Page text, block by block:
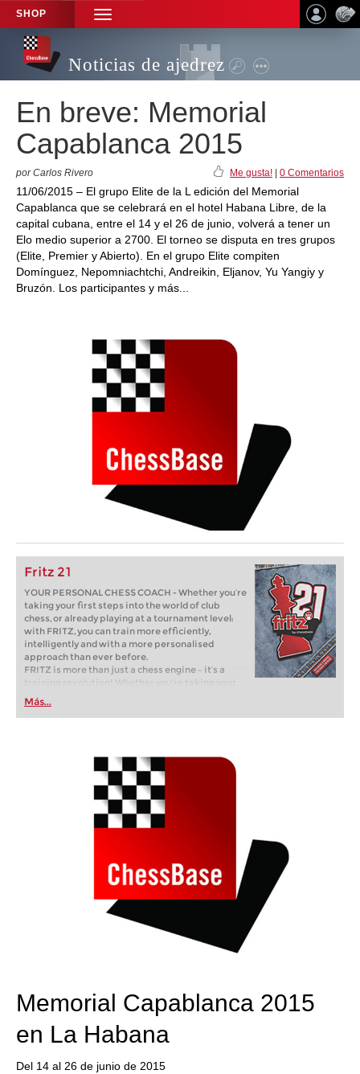
SHOP
TOGGLE
NAVIGATION
Noticias de ajedrez
En breve: Memorial
Capablanca 2015
por Carlos Rivero Me gusta! 0 Comentarios
11/06/2015 – El grupo Elite de la L edición del Memorial
Capablanca que se celebrará en el hotel Habana Libre, de la
capital cubana, entre el 14 y el 26 de junio, volverá a tener un
Elo medio superior a 2700. El torneo se disputa en tres grupos
(Elite, Premier y Abierto). En el grupo Elite compiten
Domínguez, Nepomniachtchi, Andreikin, Eljanov, Yu Yangiy y
Bruzón. Los participantes y más...
Fritz 21
YOUR PERSONAL CHESS COACH - Whether you’re
taking your first steps into the world of club
chess, or already playing at a tournament level:
with FRITZ, you can train more efficiently,
intelligently and with a more personalised
approach than ever before.
FRITZ is more than just a chess engine – it’s a
training revolution! Whether you’re taking your
first steps into the world of club chess, or already
playing at a tournament level: with FRITZ, you can
train more efficiently, intelligently and with a
Más...
Memorial Capablanca 2015
en La Habana
Del 14 al 26 de junio de 2015